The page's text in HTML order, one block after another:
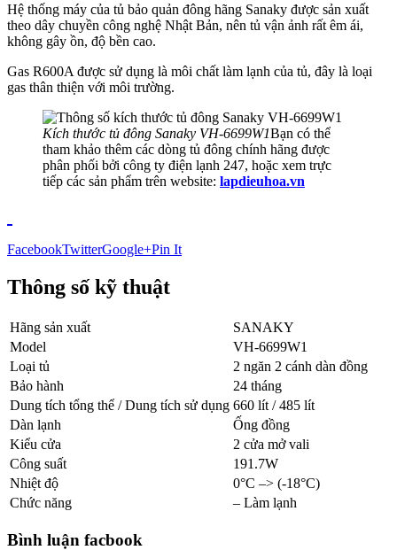
Hệ thống máy của tủ bảo quản đông hãng Sanaky được sản xuất
theo dây chuyền công nghệ Nhật Bản, nên tủ vận ảnh rất êm ái,
không gây ồn, độ bền cao.
Gas R600A được sử dụng là môi chất làm lạnh của tủ, đây là loại
gas thân thiện với môi trường.
Kích thước tủ đông Sanaky VH-6699W1Bạn có thể
tham khảo thêm các dòng tủ đông chính hãng được
phân phối bởi công ty điện lạnh 247, hoặc xem trực
tiếp các sản phẩm trên website: lapdieuhoa.vn
FacebookTwitterGoogle+Pin It
Thông số kỹ thuật
Hãng sản xuất
SANAKY
Model
VH-6699W1
Loại tủ
2 ngăn 2 cánh dàn đồng
Bảo hành
24 tháng
Dung tích tổng thể / Dung tích sử dụng 660 lít / 485 lít
Dàn lạnh
Ống đồng
Kiểu cửa
2 cửa mở vali
Công suất
191.7W
Nhiệt độ
0°C –> (-18°C)
Chức năng
– Làm lạnh
Bình luận facbook